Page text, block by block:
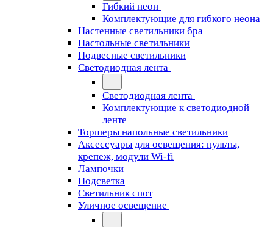
Гибкий неон
Комплектующие для гибкого неона
Настенные светильники бра
Настольные светильники
Подвесные светильники
Светодиодная лента
Светодиодная лента
Комплектующие к светодиодной
ленте
Торшеры напольные светильники
Аксессуары для освещения: пульты,
крепеж, модули Wi-fi
Лампочки
Подсветка
Светильник спот
Уличное освещение